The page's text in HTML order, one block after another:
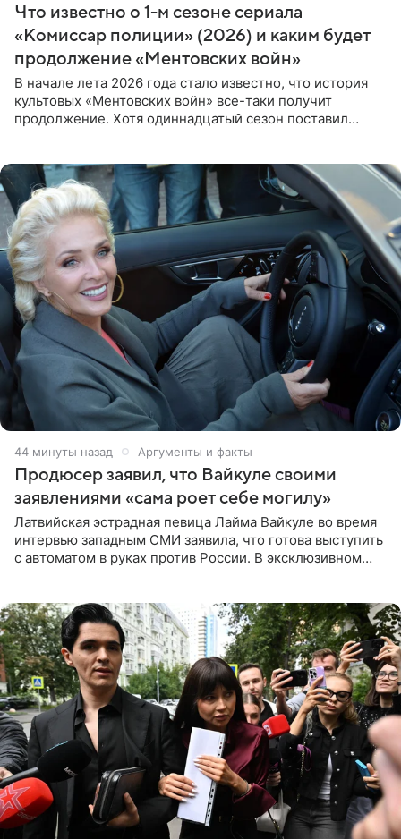
Что известно о 1-м сезоне сериала
«Комиссар полиции» (2026) и каким будет
продолжение «Ментовских войн»
В начале лета 2026 года стало известно, что история
культовых «Ментовских войн» все-таки получит
продолжение. Хотя одиннадцатый сезон поставил
44 минуты назад Аргументы и факты
Продюсер заявил, что Вайкуле своими
заявлениями «сама роет себе могилу»
Латвийская эстрадная певица Лайма Вайкуле во время
интервью западным СМИ заявила, что готова выступить
с автоматом в руках против России. В эксклюзивном